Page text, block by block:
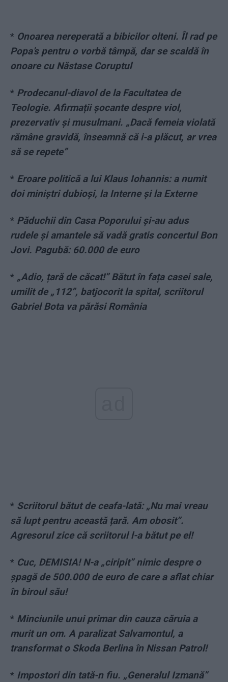
* Onoarea nereperată a bibicilor olteni. Îl rad pe
Popa’s pentru o vorbă tâmpă, dar se scaldă în
onoare cu Năstase Coruptul
* Prodecanul-diavol de la Facultatea de
Teologie. Afirmații șocante despre viol,
prezervativ și musulmani. „Dacă femeia violată
rămâne gravidă, înseamnă că i-a plăcut, ar vrea
să se repete”
* Eroare politică a lui Klaus Iohannis: a numit
doi miniștri dubioși, la Interne și la Externe
* Păduchii din Casa Poporului și-au adus
rudele și amantele să vadă gratis concertul Bon
Jovi. Pagubă: 60.000 de euro
* „Adio, țară de căcat!” Bătut în fața casei sale,
umilit de „112”, batjocorit la spital, scriitorul
Gabriel Bota va părăsi România
* Scriitorul bătut de ceafa-lată: „Nu mai vreau
să lupt pentru această țară. Am obosit”.
Agresorul zice că scriitorul l-a bătut pe el!
* Cuc, DEMISIA! N-a „ciripit” nimic despre o
şpagă de 500.000 de euro de care a aflat chiar
în biroul său!
* Minciunile unui primar din cauza căruia a
murit un om. A paralizat Salvamontul, a
transformat o Skoda Berlina în Nissan Patrol!
* Impostori din tată-n fiu. „Generalul Izmană”